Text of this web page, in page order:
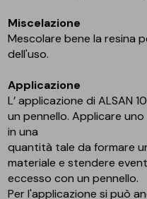
Miscelazione
Mescolare bene la resina
dell'uso.
Applicazione
L’ applicazione di ALSAN
un pennello. Applicare
in una
quantità tale da formare
materiale e stendere
eccesso con un pennello.
Per l'applicazione si può